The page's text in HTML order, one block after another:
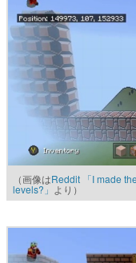
（画像はReddit 「I made
levels?」 より）